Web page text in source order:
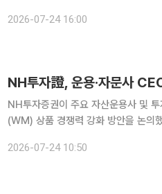
해 10월 스토브를 통해 국내에 먼저
2026-07-24 16:00
NH투자증권이 주요 자산운용사 및
(WM) 상품 경쟁력 강화 방안을 논의했다. 24일 NH투자증권은 지난 22일 서울 여의
이번 오찬 간담회는 급변하는 금융시
2026-07-24 10:50